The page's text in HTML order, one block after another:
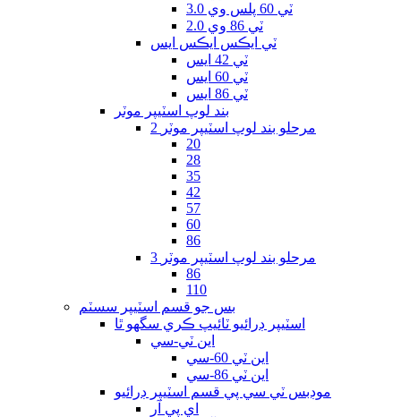
ٽي 60 پلس وي 3.0
ٽي 86 وي 2.0
ٽي ايڪس ايڪس ايس
ٽي 42 ايس
ٽي 60 ايس
ٽي 86 ايس
بند لوپ اسٽيپر موٽر
2 مرحلو بند لوپ اسٽيپر موٽر
20
28
35
42
57
60
86
3 مرحلو بند لوپ اسٽيپر موٽر
86
110
بس جو قسم اسٽيپر سسٽم
اسٽيپر ڊرائيو ٽائيپ ڪري سگهو ٿا
اين ٽي-سي
اين ٽي 60-سي
اين ٽي 86-سي
موڊبس ٽي سي پي قسم اسٽيپر ڊرائيو
اي پي آر